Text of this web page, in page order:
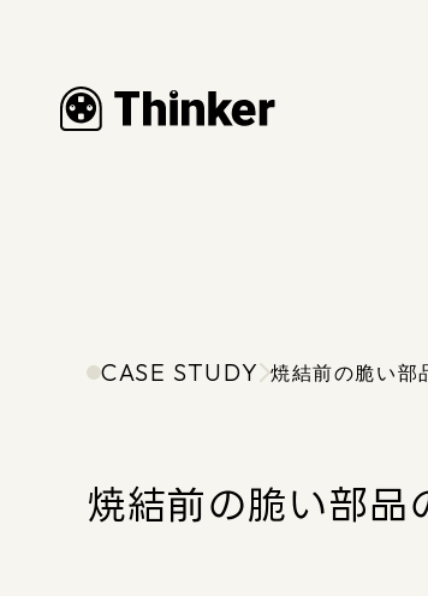
CASE STUDY 焼結前の脆い部
焼結前の脆い部品